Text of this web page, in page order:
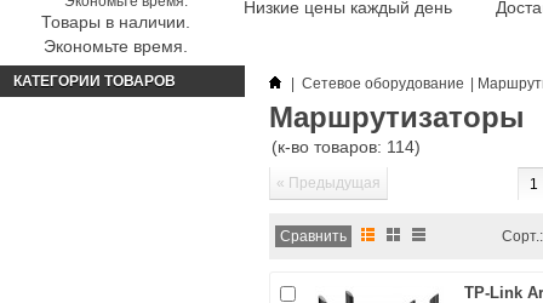
Товары в наличии.
Экономьте время.
Низкие цены каждый день
КАТЕГОРИИ ТОВАРОВ Сетевое оборудование
Маршрутизаторы
(к-во товаров: 114)
« Предыдущая 1
Сорт.:
TP-Link